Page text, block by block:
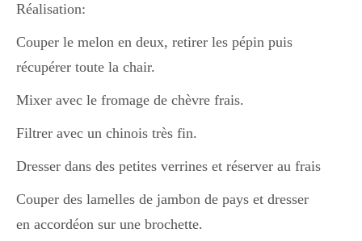
Mes amis en cuisine
Recettes Végétariennes
Resto
Réalisation:
Couper le melon en deux, retirer les pépin puis
récupérer toute la chair.
Mixer avec le fromage de chèvre frais.
Filtrer avec un chinois très fin.
Dresser dans des petites verrines et réserver au frais
Couper des lamelles de jambon de pays et dresser
en accordéon sur une brochette.